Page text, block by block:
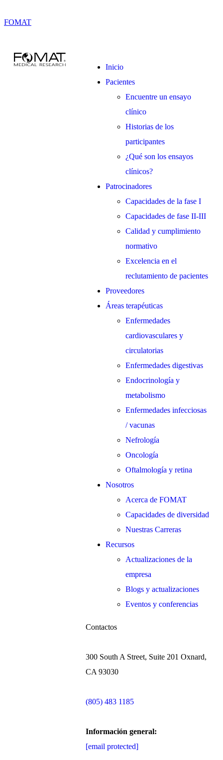
FOMAT
Inicio
Pacientes
Encuentre un ensayo
clínico
Historias de los
participantes
¿Qué son los ensayos
clínicos?
Patrocinadores
Capacidades de la fase I
Capacidades de fase II-III
Calidad y cumplimiento
normativo
Excelencia en el
reclutamiento de pacientes
Proveedores
Áreas terapéuticas
Enfermedades
cardiovasculares y
circulatorias
Enfermedades digestivas
Endocrinología y
metabolismo
Enfermedades infecciosas
/ vacunas
Nefrología
Oncología
Oftalmología y retina
Nosotros
Acerca de FOMAT
Capacidades de diversidad
Nuestras Carreras
Recursos
Actualizaciones de la
empresa
Blogs y actualizaciones
Eventos y conferencias
Contactos
300 South A Street, Suite 201 Oxnard,
CA 93030
(805) 483 1185
Información general:
[email protected]